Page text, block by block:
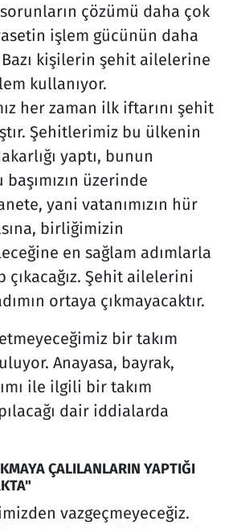
çözümü daha çok
işlem gücünün daha
Bazı kişilerin şehit ailelerine
kullanıyor.
her zaman ilk iftarını şehit
Şehitlerimiz bu ülkenin
yaptı, bunun
üzerinde
yani vatanımızın hür
birliğimizin
en sağlam adımlarla
Şehit ailelerini
ortaya çıkmayacaktır.
bir takım
Anayasa, bayrak,
ile ilgili bir takım
dair iddialarda
ÇALILANLARIN YAPTIĞI
vazgeçmeyeceğiz.